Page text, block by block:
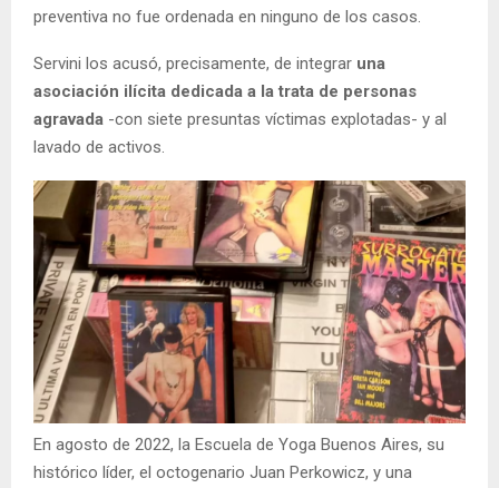
preventiva no fue ordenada en ninguno de los casos.
Servini los acusó, precisamente, de integrar una
asociación ilícita dedicada a la trata de personas
agravada -con siete presuntas víctimas explotadas- y al
lavado de activos.
En agosto de 2022, la Escuela de Yoga Buenos Aires, su
histórico líder, el octogenario Juan Perkowicz, y una